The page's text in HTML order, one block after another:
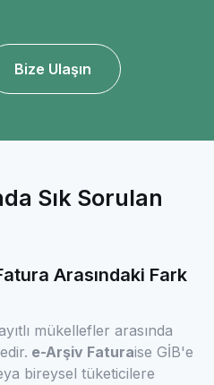
Bize Ulaşın
Sık Sorulan
Arasındaki Fark
mükellefler arasında
e-Arşiv Faturaise GİB'e
bireysel tüketicilere